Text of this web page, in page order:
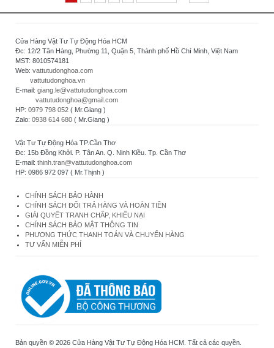
Cửa Hàng Vật Tư Tự Động Hóa HCM
Đc: 12/2 Tân Hàng, Phường 11, Quận 5, Thành phố Hồ Chí Minh, Việt Nam
MST: 8010574181
Web: vattutudonghoa.com
vattutudonghoa.vn
E-mail: giang.le@vattutudonghoa.com
vattutudonghoa@gmail.com
HP: 0979 798 052 ( Mr.Giang )
Zalo: 0938 614 680 ( Mr.Giang )
Vật Tư Tự Động Hóa TP.Cần Thơ
Đc: 15b Đồng Khởi. P. Tân An. Q. Ninh Kiều. Tp. Cần Thơ
E-mail: thinh.tran@vattutudonghoa.com
HP: 0986 972 097 ( Mr.Thịnh )
CHÍNH SÁCH BẢO HÀNH
CHÍNH SÁCH ĐỔI TRẢ HÀNG VÀ HOÀN TIỀN
GIẢI QUYẾT TRANH CHẤP, KHIẾU NẠI
CHÍNH SÁCH BẢO MẬT THÔNG TIN
PHƯƠNG THỨC THANH TOÁN VÀ CHUYỂN HÀNG
TƯ VẤN MIỄN PHÍ
Bản quyền © 2026 Cửa Hàng Vật Tư Tự Động Hóa HCM. Tất cả các quyền.